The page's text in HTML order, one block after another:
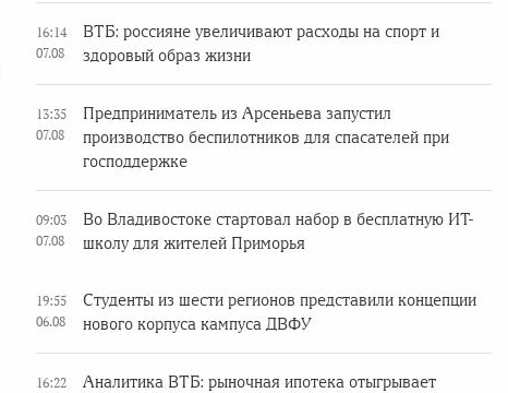
16:14
07.08
ВТБ: россияне увеличивают расходы на спорт и
здоровый образ жизни
13:35
07.08
Предприниматель из Арсеньева запустил
производство беспилотников для спасателей при
господдержке
09:03
07.08
Во Владивостоке стартовал набор в бесплатную ИТ-
школу для жителей Приморья
19:55
06.08
Студенты из шести регионов представили концепции
нового корпуса кампуса ДВФУ
16:22
Аналитика ВТБ: рыночная ипотека отыгрывает